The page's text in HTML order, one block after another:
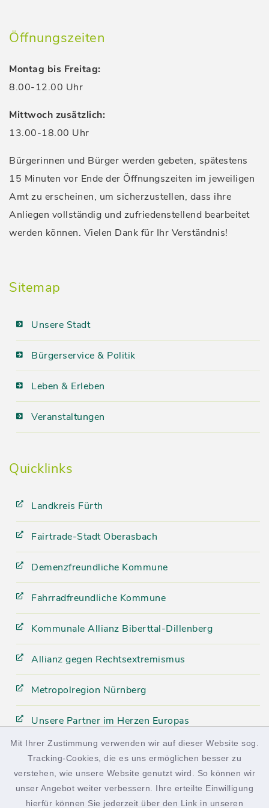
Mit Ihrer Zustimmung verwenden wir auf dieser Website sog.
Tracking-Cookies, die es uns ermöglichen besser zu
verstehen, wie unsere Website genutzt wird. So können wir
unser Angebot weiter verbessern. Ihre erteilte Einwilligung
hierfür können Sie jederzeit über den Link in unseren
Öffnungszeiten
Montag bis Freitag:
8.00-12.00 Uhr
Mittwoch zusätzlich:
13.00-18.00 Uhr
Bürgerinnen und Bürger werden gebeten, spätestens
15 Minuten vor Ende der Öffnungszeiten im jeweiligen
Amt zu erscheinen, um sicherzustellen, dass ihre
Anliegen vollständig und zufriedenstellend bearbeitet
werden können. Vielen Dank für Ihr Verständnis!
Sitemap
Unsere Stadt
Bürgerservice & Politik
Leben & Erleben
Veranstaltungen
Quicklinks
Landkreis Fürth
Fairtrade-Stadt Oberasbach
Demenzfreundliche Kommune
Fahrradfreundliche Kommune
Kommunale Allianz Biberttal-Dillenberg
Allianz gegen Rechtsextremismus
Metropolregion Nürnberg
Unsere Partner im Herzen Europas
facebook
instagram